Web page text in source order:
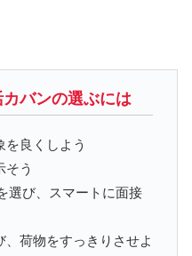
バンの選ぶには
を良くしよう
そう
選び、スマートに面接
、荷物をすっきりさせよ